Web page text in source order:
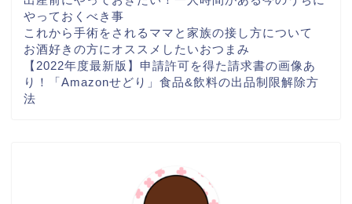
やっておくべき事
これから手術をされるママと家族の接し方について
お酒好きの方にオススメしたいおつまみ
【2022年度最新版】申請許可を得た請求書の画像あ
り！「Amazonせどり」食品&飲料の出品制限解除方
法